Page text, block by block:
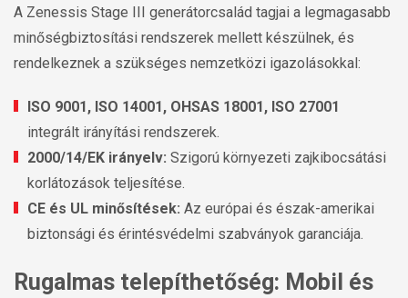
A Zenessis Stage III generátorcsalád tagjai a legmagasabb
minőségbiztosítási rendszerek mellett készülnek, és
rendelkeznek a szükséges nemzetközi igazolásokkal:
ISO 9001, ISO 14001, OHSAS 18001, ISO 27001
integrált irányítási rendszerek.
2000/14/EK irányelv: Szigorú környezeti zajkibocsátási
korlátozások teljesítése.
CE és UL minősítések: Az európai és észak-amerikai
biztonsági és érintésvédelmi szabványok garanciája.
Rugalmas telepíthetőség: Mobil és